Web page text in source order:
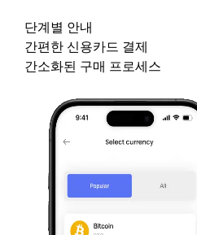
단계별 안내
간편한 신용카드 결제
간소화된 구매 프로세스